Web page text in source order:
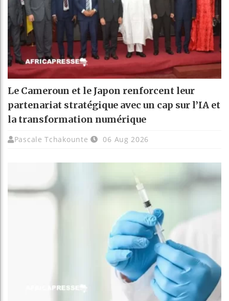
Le Cameroun et le Japon renforcent leur
partenariat stratégique avec un cap sur l’IA et
la transformation numérique
Pascale Tchakounte 06 Aug 2026